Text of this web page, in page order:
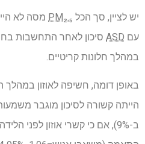
יש לציין, סך הכל PM₂.₅ מסה לא
עם ASD סיכון לאחר התחשבות
במהלך חלונות קריטיים.
באופן דומה, חשיפה לאוזון
הייתה קשורה לסיכון מוגבר
ב-9%), אם כי קשרי אוזון לפני